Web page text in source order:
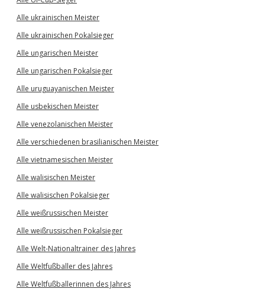
Alle ukrainischen Meister
Alle ukrainischen Pokalsieger
Alle ungarischen Meister
Alle ungarischen Pokalsieger
Alle uruguayanischen Meister
Alle usbekischen Meister
Alle venezolanischen Meister
Alle verschiedenen brasilianischen Meister
Alle vietnamesischen Meister
Alle walisischen Meister
Alle walisischen Pokalsieger
Alle weißrussischen Meister
Alle weißrussischen Pokalsieger
Alle Welt-Nationaltrainer des Jahres
Alle Weltfußballer des Jahres
Alle Weltfußballerinnen des Jahres